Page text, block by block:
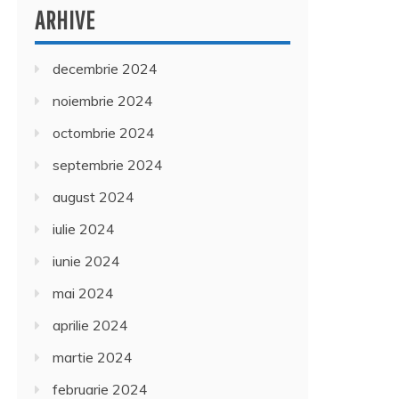
ARHIVE
decembrie 2024
noiembrie 2024
octombrie 2024
septembrie 2024
august 2024
iulie 2024
iunie 2024
mai 2024
aprilie 2024
martie 2024
februarie 2024